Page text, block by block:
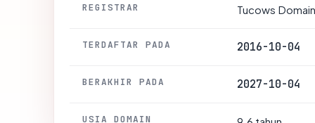
REGISTRAR Tucows
TERDAFTAR PADA 2016-10-04
BERAKHIR PADA 2027-10-04
USIA DOMAIN